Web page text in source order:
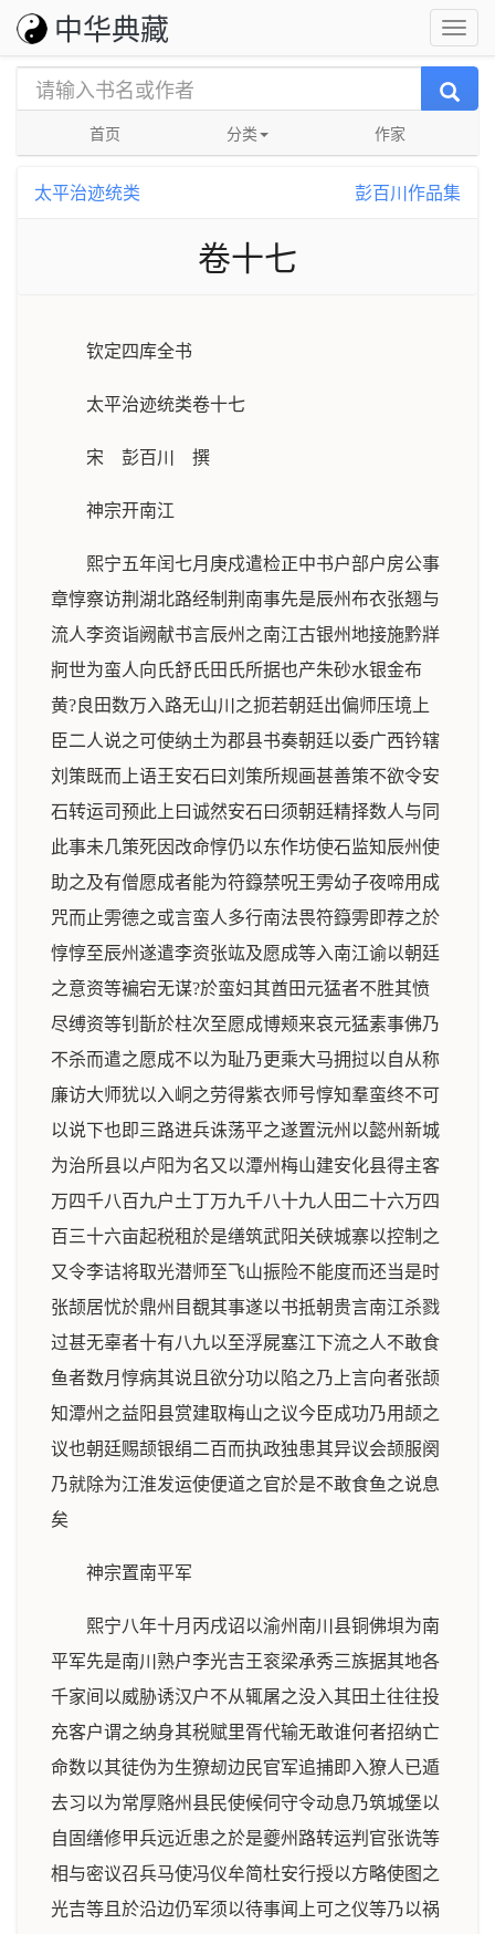
中华典藏
首页 分类 作家
太平治迹统类 彭百川作品集
卷十七
钦定四库全书
太平治迹统类卷十七
宋 彭百川 撰
神宗开南江
熙宁五年闰七月庚戍遣检正中书户部户房公事
章惇察访荆湖北路经制荆南事先是辰州布衣张翘与
流人李资诣阙献书言辰州之南江古银州地接施黔牂
牁世为蛮人向氏舒氏田氏所据也产朱砂水银金布
黄?良田数万入路无山川之扼若朝廷出偏师压境上
臣二人说之可使纳土为郡县书奏朝廷以委广西钤辖
刘策既而上语王安石曰刘策所规画甚善策不欲令安
石转运司预此上曰诚然安石曰须朝廷精择数人与同
此事未几策死因改命惇仍以东作坊使石监知辰州使
助之及有僧愿成者能为符籙禁呪王雱幼子夜啼用成
咒而止雱德之或言蛮人多行南法畏符籙雱即荐之於
惇惇至辰州遂遣李资张竑及愿成等入南江谕以朝廷
之意资等褊宕无谋?於蛮妇其酋田元猛者不胜其愤
尽缚资等钊斮於柱次至愿成博颊来哀元猛素事佛乃
不杀而遣之愿成不以为耻乃更乘大马拥挝以自从称
廉访大师犹以入峒之劳得紫衣师号惇知羣蛮终不可
以说下也即三路进兵诛荡平之遂置沅州以懿州新城
为治所县以卢阳为名又以潭州梅山建安化县得主客
万四千八百九户土丁万九千八十九人田二十六万四
百三十六亩起税租於是缮筑武阳关硖城寨以控制之
又令李诘将取光潜师至飞山振险不能度而还当是时
张颉居忧於鼎州目覩其事遂以书抵朝贵言南江杀戮
过甚无辜者十有八九以至浮屍塞江下流之人不敢食
鱼者数月惇病其说且欲分功以陷之乃上言向者张颉
知潭州之益阳县赏建取梅山之议今臣成功乃用颉之
议也朝廷赐颉银绢二百而执政独患其异议会颉服阕
乃就除为江淮发运使便道之官於是不敢食鱼之说息
矣
神宗置南平军
熙宁八年十月丙戌诏以渝州南川县铜佛垻为南
平军先是南川熟户李光吉王衮梁承秀三族据其地各
千家间以威胁诱汉户不从辄屠之没入其田土往往投
充客户谓之纳身其税赋里胥代输无敢谁何者招纳亡
命数以其徒伪为生獠刼边民官军追捕即入獠人已遁
去习以为常厚赂州县民使候伺守令动息乃筑城堡以
自固缮修甲兵远近患之於是夔州路转运判官张诜等
相与密议召兵马使冯仪牟简杜安行授以方略使图之
光吉等且於沿边仍军须以待事闻上可之仪等乃以祸